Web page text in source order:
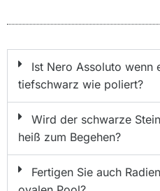
Ist Nero Assoluto
tiefschwarz wie poliert?
Wird der schwarze
heiß zum Begehen?
Fertigen Sie auch